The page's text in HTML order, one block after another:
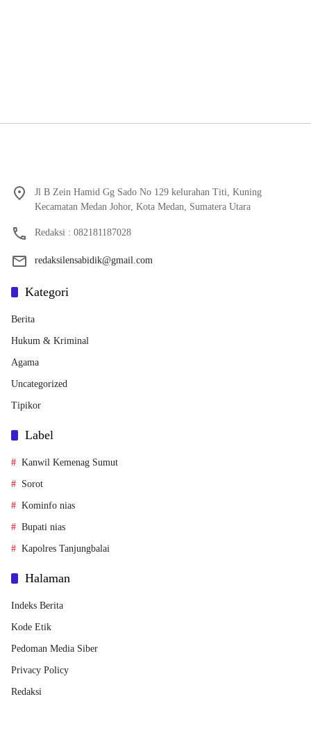
Jl B Zein Hamid Gg Sado No 129 kelurahan Titi, Kuning
Kecamatan Medan Johor, Kota Medan, Sumatera Utara
Redaksi : 082181187028
redaksilensabidik@gmail.com
Kategori
Berita
Hukum & Kriminal
Agama
Uncategorized
Tipikor
Label
Kanwil Kemenag Sumut
Sorot
Kominfo nias
Bupati nias
Kapolres Tanjungbalai
Halaman
Indeks Berita
Kode Etik
Pedoman Media Siber
Privacy Policy
Redaksi